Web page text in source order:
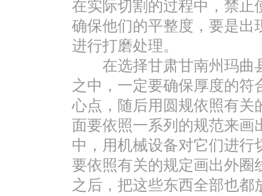
在实际切割的过程中，禁止
确保他们的平整度，要是出
进行打磨处理。
在选择甘肃甘南州玛曲
之中，一定要确保厚度的
心点，随后用圆规依照有关
面要依照一系列的规范来画
中，用机械设备对它们进行
要依照有关的规定画出外圈
之后，把这些东西全部也